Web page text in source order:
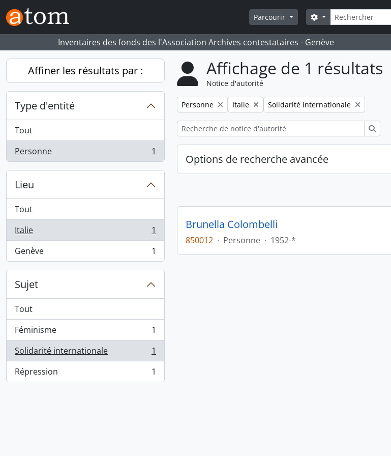
Skip to main content
Parcourir
Rechercher
Search options
Inventaires des fonds des l'Association Archives contestataires - Genève
Affiner les résultats par :
Type d'entité
Tout
Personne
, 1 résultats 1
Lieu
Tout
Italie
, 1 résultats
1
Genève
, 1 résultats 1
Sujet
Tout
Féminisme
, 1 résultats
1
Solidarité internationale
, 1 résultats
1
Répression
, 1 résultats 1
Affichage de 1 résultats
Notice d'autorité
Remove filter:
Personne Remove filter:
Italie Remove filter:
Solidarité internationale
Options de recherche avancée
Brunella Colombelli
850012 · Personne · 1952-*